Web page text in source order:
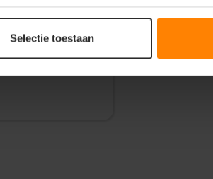
Selectie toestaan